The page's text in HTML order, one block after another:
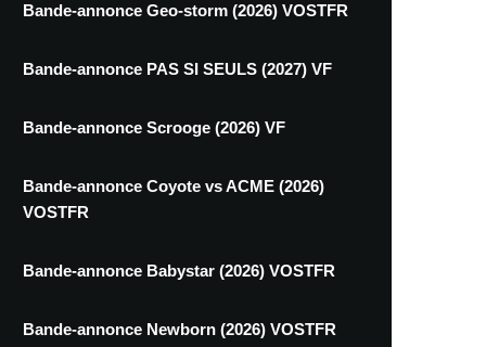
Bande-annonce Geo-storm (2026) VOSTFR
Bande-annonce PAS SI SEULS (2027) VF
Bande-annonce Scrooge (2026) VF
Bande-annonce Coyote vs ACME (2026)
VOSTFR
Bande-annonce Babystar (2026) VOSTFR
Bande-annonce Newborn (2026) VOSTFR